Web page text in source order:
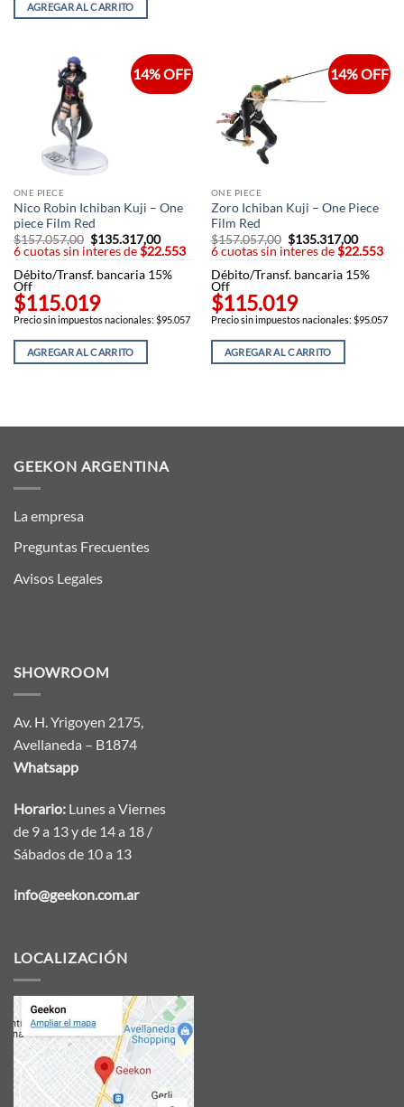
AGREGAR AL CARRITO
14% OFF
ONE PIECE
Nico Robin Ichiban Kuji – One
piece Film Red
$157.057,00 El
precio
era:
$135.317,00El
precio
es:
$135.317,00.
6 cuotas sin interes de$22.553
Débito/Transf. bancaria 15%
Off
$115.019
Precio sin impuestos nacionales: $95.057
AGREGAR AL CARRITO
14% OFF
ONE PIECE
Zoro Ichiban Kuji – One Piece
Film Red
$157.057,00 El
precio
era:
$135.317,00El
precio
es:
6 cuotas sin interes de$22.553
Débito/Transf. bancaria 15%
Off
$115.019
Precio sin impuestos nacionales: $95.057
AGREGAR AL CARRITO
GEEKON ARGENTINA
La empresa
Preguntas Frecuentes
Avisos Legales
SHOWROOM
Av. H. Yrigoyen 2175,
Avellaneda – B1874
Whatsapp
Horario: Lunes a Viernes
de 9 a 13 y de 14 a 18 /
Sábados de 10 a 13
info@geekon.com.ar
LOCALIZACIÓN